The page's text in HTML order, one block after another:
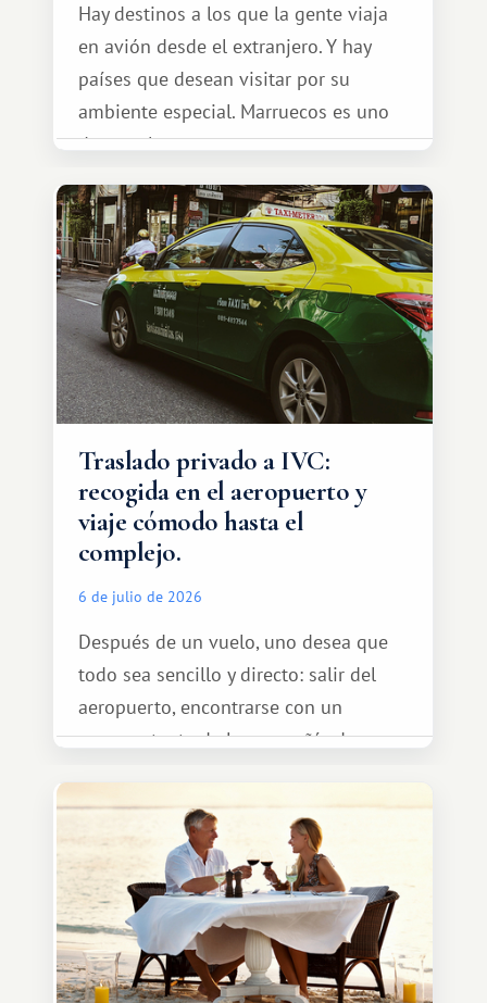
Hay destinos a los que la gente viaja
en avión desde el extranjero. Y hay
países que desean visitar por su
ambiente especial. Marruecos es uno
de esos lugares.
Traslado privado a IVC:
recogida en el aeropuerto y
viaje cómodo hasta el
complejo.
6 de julio de 2026
Después de un vuelo, uno desea que
todo sea sencillo y directo: salir del
aeropuerto, encontrarse con un
representante de la compañía de
tranquilamente hasta el complejo
turístico.